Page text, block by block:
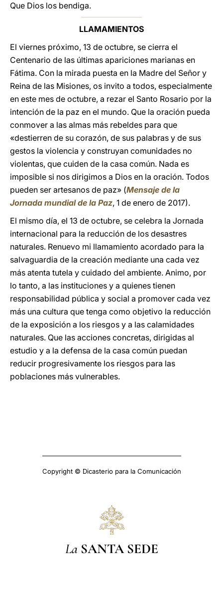
Que Dios los bendiga.
LLAMAMIENTOS
El viernes próximo, 13 de octubre, se cierra el
Centenario de las últimas apariciones marianas en
Fátima. Con la mirada puesta en la Madre del Señor y
Reina de las Misiones, os invito a todos, especialmente
en este mes de octubre, a rezar el Santo Rosario por la
intención de la paz en el mundo. Que la oración pueda
conmover a las almas más rebeldes para que
«destierren de su corazón, de sus palabras y de sus
gestos la violencia y construyan comunidades no
violentas, que cuiden de la casa común. Nada es
imposible si nos dirigimos a Dios en la oración. Todos
pueden ser artesanos de paz» (Mensaje de la
Jornada mundial de la Paz, 1 de enero de 2017).
El mismo día, el 13 de octubre, se celebra la Jornada
internacional para la reducción de los desastres
naturales. Renuevo mi llamamiento acordado para la
salvaguardia de la creación mediante una cada vez
más atenta tutela y cuidado del ambiente. Animo, por
lo tanto, a las instituciones y a quienes tienen
responsabilidad pública y social a promover cada vez
más una cultura que tenga como objetivo la reducción
de la exposición a los riesgos y a las calamidades
naturales. Que las acciones concretas, dirigidas al
estudio y a la defensa de la casa común puedan
reducir progresivamente los riesgos para las
poblaciones más vulnerables.
Copyright © Dicasterio para la Comunicación
La SANTA SEDE